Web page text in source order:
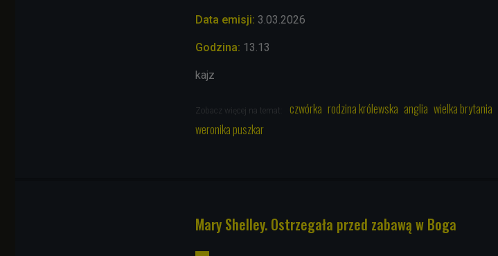
Data emisji: 3.03.2026
Godzina: 13.13
kajz
Zobacz więcej na temat: czwórka rodzina królewska anglia wielka brytania
weronika puszkar
Mary Shelley. Ostrzegała przed zabawą w Boga